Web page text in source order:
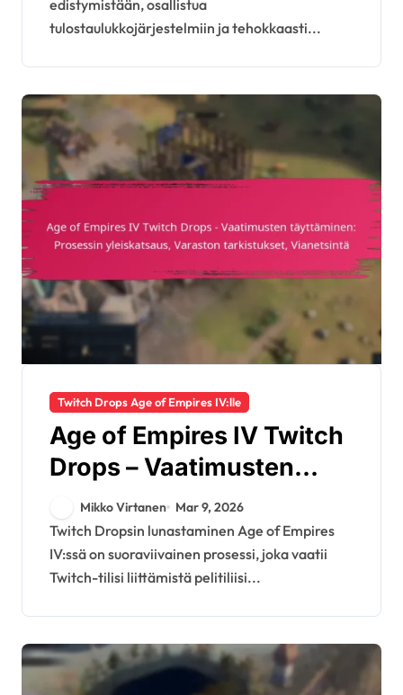
edistymistään, osallistua
tulostaulukkojärjestelmiin ja tehokkaasti...
Twitch Drops Age of Empires IV:lle
Age of Empires IV Twitch
Drops – Vaatimusten
täyttäminen: Prosessin
yleiskatsaus, Varaston
tarkistukset, Vianetsintä
Mikko Virtanen Mar 9, 2026
Twitch Dropsin lunastaminen Age of Empires
IV:ssä on suoraviivainen prosessi, joka vaatii
Twitch-tilisi liittämistä pelitiliisi...